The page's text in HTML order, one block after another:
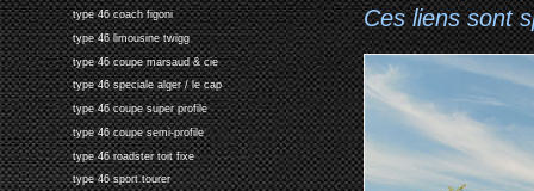
type 46 coach figoni
type 46 limousine twigg
type 46 coupe marsaud & cie
type 46 speciale alger / le cap
type 46 coupe super profile
type 46 coupe semi-profile
type 46 roadster toit fixe
type 46 sport tourer
Ces liens sont